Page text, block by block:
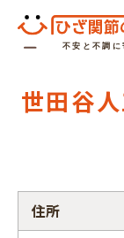
世田谷
住所